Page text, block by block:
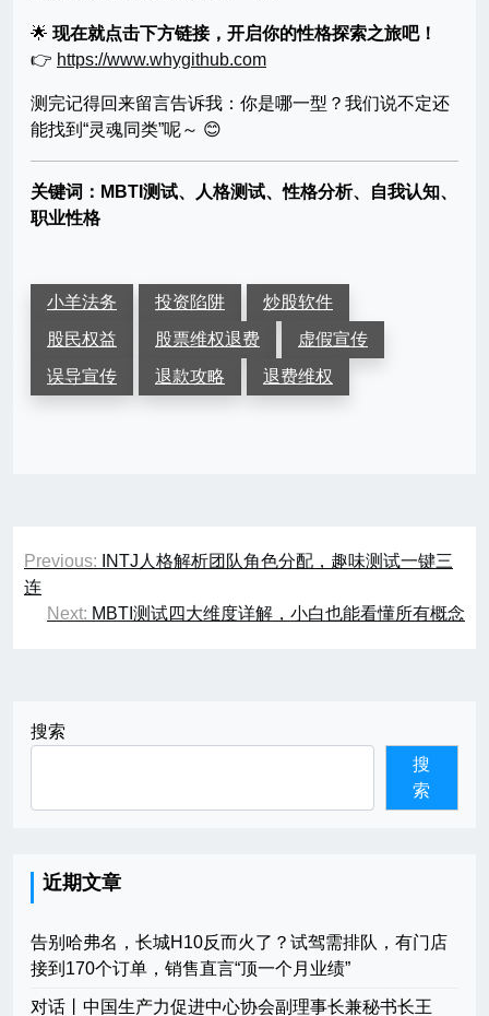
🌟 现在就点击下方链接，开启你的性格探索之旅吧！
👉 https://www.whygithub.com
测完记得回来留言告诉我：你是哪一型？我们说不定还
能找到“灵魂同类”呢～ 😊
关键词：MBTI测试、人格测试、性格分析、自我认知、
职业性格
小羊法务 投资陷阱
炒股软件
股民权益
股票维权退费
虚假宣传
误导宣传
退款攻略 退费维权
文
章
Previous:
INTJ人格解析团队角色分配，趣味测试一键三
连
Next: MBTI测试四大维度详解，小白也能看懂所有概念
搜索
搜
索
近期文章
告别哈弗名，长城H10反而火了？试驾需排队，有门店
接到170个订单，销售直言“顶一个月业绩”
对话丨中国生产力促进中心协会副理事长兼秘书长王